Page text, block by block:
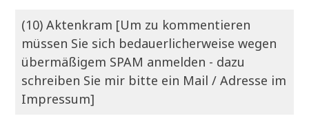
(10) Aktenkram [Um zu kommentieren
müssen Sie sich bedauerlicherweise wegen
übermäßigem SPAM anmelden - dazu
schreiben Sie mir bitte ein Mail / Adresse im
Impressum]